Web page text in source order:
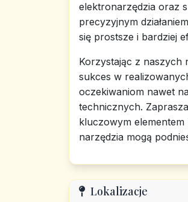
elektronarzędzia oraz
precyzyjnym
się prostsze i bardziej
Korzystając z naszych
sukces w
oczekiwaniom nawet
technicznych.
kluczowym
narzędzia mogą
Lokalizacje